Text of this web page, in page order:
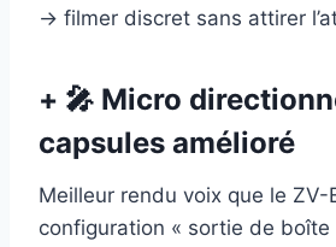
→ filmer discret sans attirer
+ 🎤 Micro
capsules amélioré
Meilleur rendu voix que le ZV-
configuration « sortie de boîte